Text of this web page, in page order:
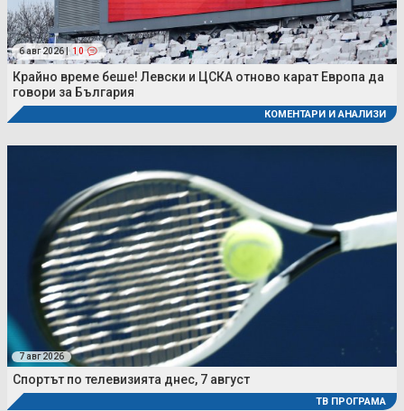
6 авг 2026 | 10
Крайно време беше! Левски и ЦСКА отново карат Европа да
говори за България
КОМЕНТАРИ И АНАЛИЗИ
7 авг 2026
Спортът по телевизията днес, 7 август
ТВ ПРОГРАМА